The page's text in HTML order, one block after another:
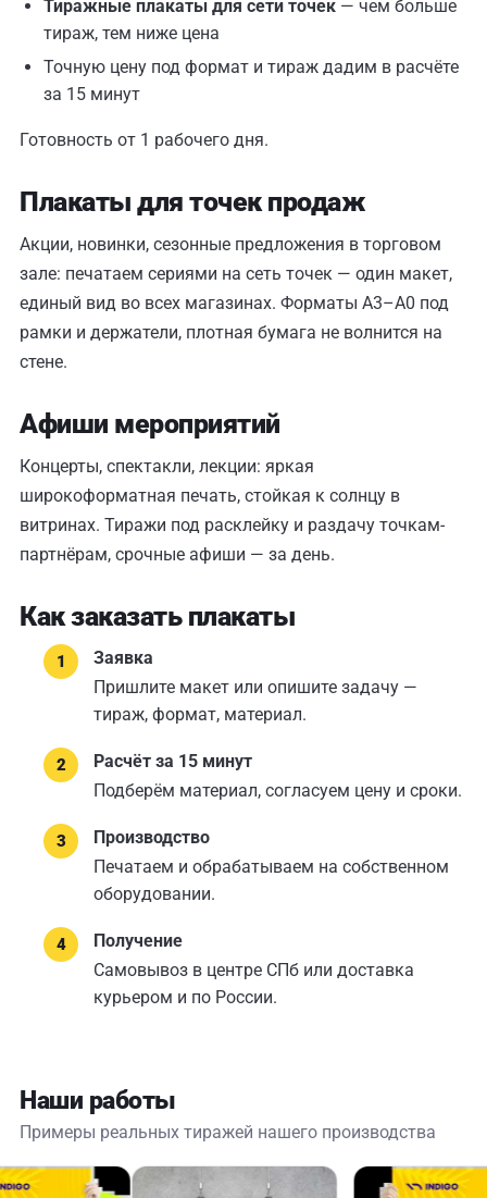
Тиражные плакаты для сети точек — чем больше
тираж, тем ниже цена
Точную цену под формат и тираж дадим в расчёте
за 15 минут
Готовность от 1 рабочего дня.
Плакаты для точек продаж
Акции, новинки, сезонные предложения в торговом
зале: печатаем сериями на сеть точек — один макет,
единый вид во всех магазинах. Форматы А3–А0 под
рамки и держатели, плотная бумага не волнится на
стене.
Афиши мероприятий
Концерты, спектакли, лекции: яркая
широкоформатная печать, стойкая к солнцу в
витринах. Тиражи под расклейку и раздачу точкам-
партнёрам, срочные афиши — за день.
Как заказать плакаты
Заявка
Пришлите макет или опишите задачу —
тираж, формат, материал.
Расчёт за 15 минут
Подберём материал, согласуем цену и сроки.
Производство
Печатаем и обрабатываем на собственном
оборудовании.
Получение
Самовывоз в центре СПб или доставка
курьером и по России.
Наши работы
Примеры реальных тиражей нашего производства